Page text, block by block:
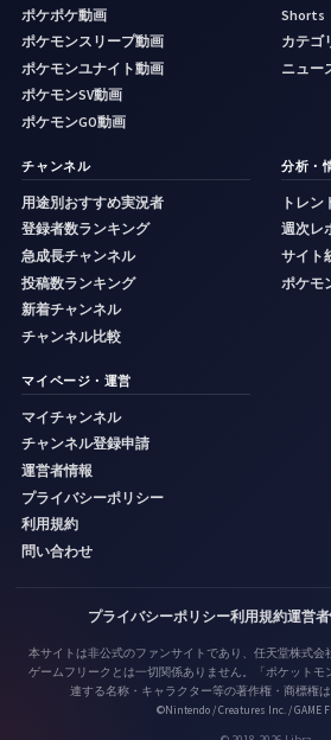
ポケポケ動画
ポケモンスリープ動画
ポケモンユナイト動画
ポケモンSV動画
ポケモンGO動画
Shorts
カテゴ
ニュー
チャンネル
用途別おすすめ実況者
登録者数ランキング
急成長チャンネル
投稿数ランキング
新着チャンネル
チャンネル比較
分析・
トレン
週次レ
サイト
ポケモ
マイページ・運営
マイチャンネル
チャンネル登録申請
運営者情報
プライバシーポリシー
利用規約
問い合わせ
プライバシーポリシー利用規約運営
本サイトは非公式のファンサイトであり、任天堂株式会
ゲームフリークとは一切関係ありません。「ポケットモ
連する名称・キャラクター等の著作権・商標権
©Nintendo / Creatures Inc. / GAME